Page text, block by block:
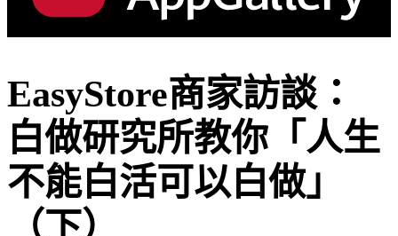
EasyStore商家訪談：
白做研究所教你「人生
不能白活可以白做」
（下）